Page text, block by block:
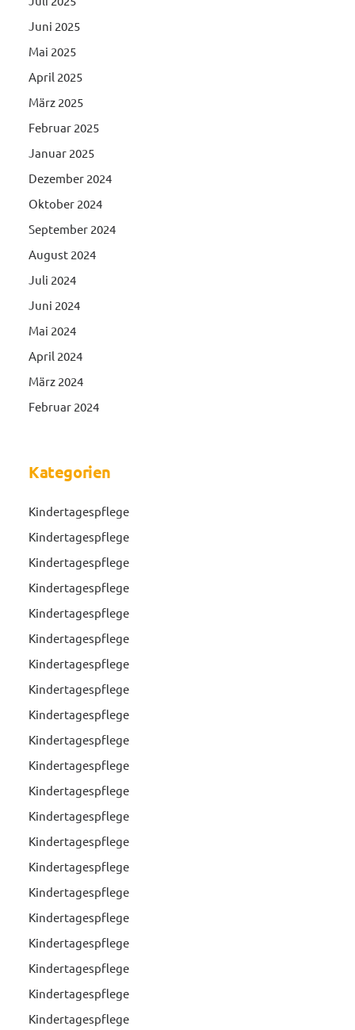
Juni 2025
Mai 2025
April 2025
März 2025
Februar 2025
Januar 2025
Dezember 2024
Oktober 2024
September 2024
August 2024
Juli 2024
Juni 2024
Mai 2024
April 2024
März 2024
Februar 2024
Kategorien
Kindertagespflege
Kindertagespflege
Kindertagespflege
Kindertagespflege
Kindertagespflege
Kindertagespflege
Kindertagespflege
Kindertagespflege
Kindertagespflege
Kindertagespflege
Kindertagespflege
Kindertagespflege
Kindertagespflege
Kindertagespflege
Kindertagespflege
Kindertagespflege
Kindertagespflege
Kindertagespflege
Kindertagespflege
Kindertagespflege
Kindertagespflege